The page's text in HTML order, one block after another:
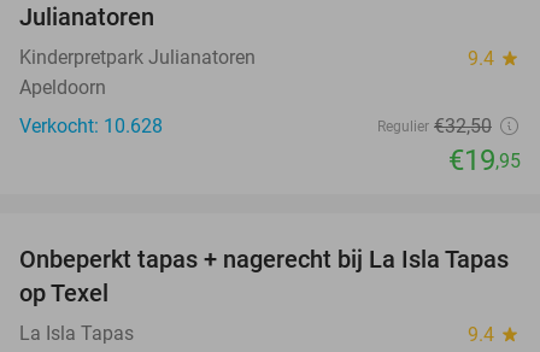
Julianatoren
Kinderpretpark Julianatoren 9.4 star
Apeldoorn
Verkocht: 10.628
Regulier €32,50
€19,95
26%
Onbeperkt tapas + nagerecht bij La Isla Tapas
op Texel
La Isla Tapas 9.4 star